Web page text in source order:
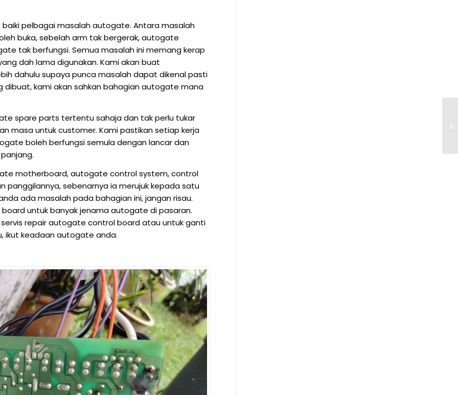
pelbagai masalah autogate. Antara masalah
buka, sebelah arm tak bergerak, autogate
tak berfungsi. Semua masalah ini memang kerap
dah lama digunakan. Kami akan buat
dahulu supaya punca masalah dapat dikenal pasti
kami akan sahkan bahagian autogate mana
spare parts tertentu sahaja dan tak perlu tukar
masa untuk customer. Kami pastikan setiap kerja
boleh berfungsi semula dengan lancar dan
motherboard, autogate control system, control
panggilannya, sebenarnya ia merujuk kepada satu
ada masalah pada bahagian ini, jangan risau.
untuk banyak jenama autogate di pasaran.
repair autogate control board atau untuk ganti
ikut keadaan autogate anda.